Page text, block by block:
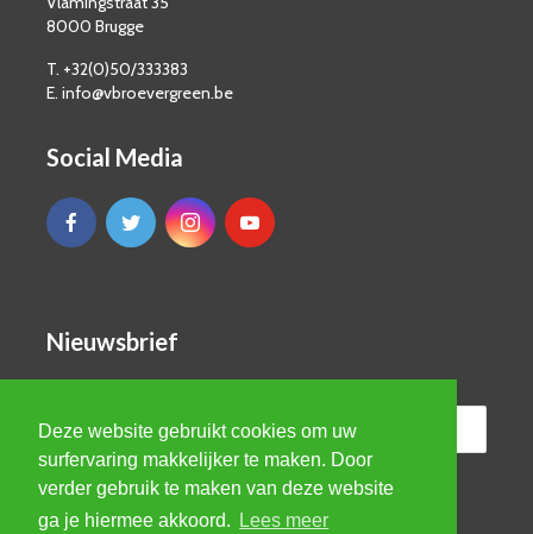
Deze website gebruikt cookies om uw
surfervaring makkelijker te maken. Door
verder gebruik te maken van deze website
ga je hiermee akkoord.
Lees meer
8000 Brugge
T. +32(0)50/333383
E. info@vbroevergreen.be
Social Media
Nieuwsbrief